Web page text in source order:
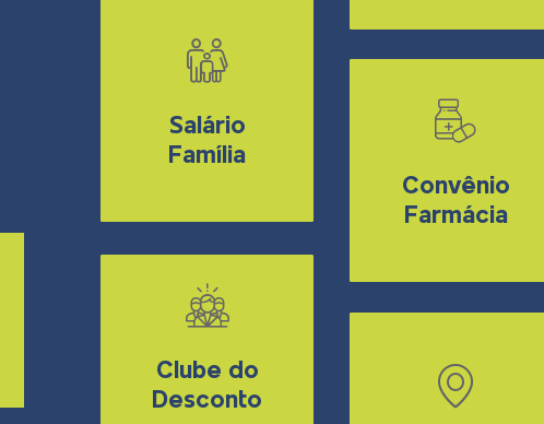
Reconhecimento e valorização do
colaborador para que possa celebrar o
seu dia especial sem se preocupar com o
Salário
Família
Convênio
Farmácia
Clube do
Desconto